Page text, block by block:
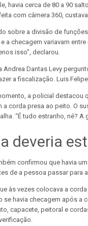
havia cerca de 80 a 90
com câmera 360, custava
sobre a divisão de
a checagem variavam
isso”, declarou.
Andrea Dantas Levy
a fiscalização. Luis
a policial destacou
a corda presa ao peito. O
“É tudo estranho, né? A
deveria
confirmou que havia
de a pessoa passar para
às vezes colocava a
se havia checagem após a
capacete, peitoral e